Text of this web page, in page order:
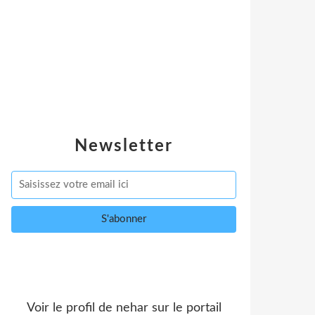
Newsletter
Voir le profil de neharsur le portail